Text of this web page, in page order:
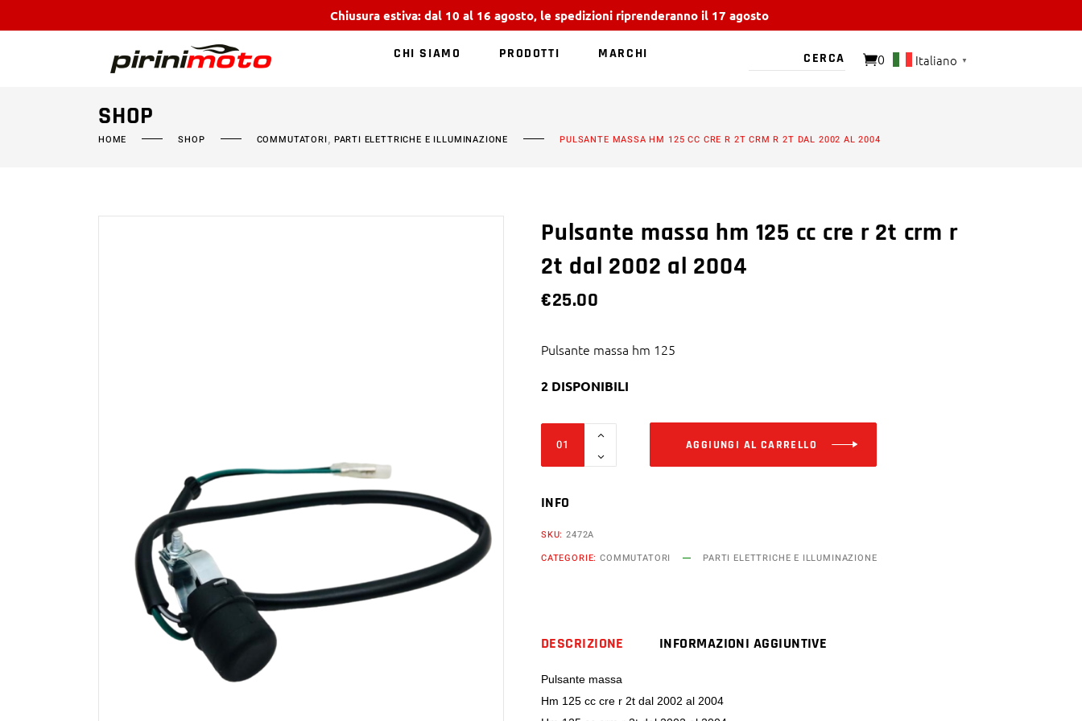
Chiusura estiva: dal 10 al 16 agosto, le spedizioni riprenderanno il 17 agosto
CHI SIAMO PRODOTTI MARCHI 0 Italiano ▼
SHOP
HOME SHOP COMMUTATORI, PARTI ELETTRICHE E ILLUMINAZIONE PULSANTE MASSA HM 125 CC CRE R 2T CRM R 2T DAL 2002 AL 2004
Pulsante massa hm 125 cc cre r 2t crm r
2t dal 2002 al 2004
€25.00
Pulsante massa hm 125
2 DISPONIBILI
massa
125
cre
r
2t
dal
2002
al
AGGIUNGI AL CARRELLO
INFO
SKU:2472A
CATEGORIE:COMMUTATORI PARTI ELETTRICHE E ILLUMINAZIONE
DESCRIZIONE INFORMAZIONI AGGIUNTIVE
Pulsante massa
Hm 125 cc cre r 2t dal 2002 al 2004